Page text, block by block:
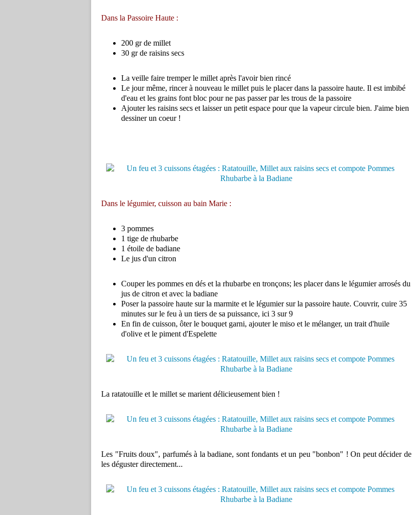
Dans la Passoire Haute :
200 gr de millet
30 gr de raisins secs
La veille faire tremper le millet après l'avoir bien rincé
Le jour même, rincer à nouveau le millet puis le placer dans la passoire haute. Il est imbibé
d'eau et les grains font bloc pour ne pas passer par les trous de la passoire
Ajouter les raisins secs et laisser un petit espace pour que la vapeur circule bien. J'aime bien
dessiner un coeur !
Dans le légumier, cuisson au bain Marie :
3 pommes
1 tige de rhubarbe
1 étoile de badiane
Le jus d'un citron
Couper les pommes en dés et la rhubarbe en tronçons; les placer dans le légumier arrosés du
jus de citron et avec la badiane
Poser la passoire haute sur la marmite et le légumier sur la passoire haute. Couvrir, cuire 35
minutes sur le feu à un tiers de sa puissance, ici 3 sur 9
En fin de cuisson, ôter le bouquet garni, ajouter le miso et le mélanger, un trait d'huile
d'olive et le piment d'Espelette
La ratatouille et le millet se marient délicieusement bien !
Les "Fruits doux", parfumés à la badiane, sont fondants et un peu "bonbon" ! On peut décider de
les déguster directement...